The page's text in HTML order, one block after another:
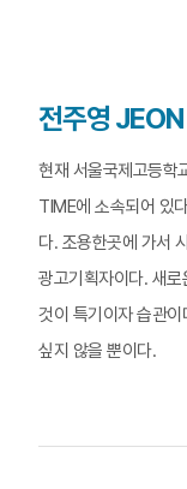
전주영
현재 서울국제고등학
TIME에 소속되어 있
다. 조용한곳에 가서
광고기획자이다. 새
것이 특기이자 습관이
싶지 않을 뿐이다.